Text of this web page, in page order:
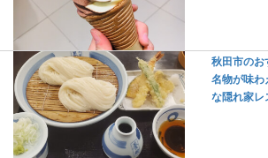
秋田市のお
名物が味わ
な隠れ家レ